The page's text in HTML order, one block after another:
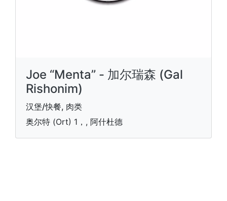
Joe “Menta” - 加尔瑞森 (Gal
Rishonim)
汉堡/快餐, 肉类
奥尔特 (Ort) 1，, 阿什杜德